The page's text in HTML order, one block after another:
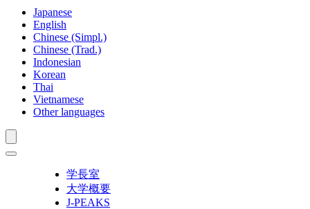
Japanese
English
Chinese (Simpl.)
Chinese (Trad.)
Indonesian
Korean
Thai
Vietnamese
Other languages
学長室
大学概要
J-PEAKS